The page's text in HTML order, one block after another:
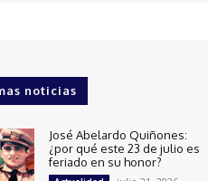
noticias
José Abelardo Quiñones:
¿por qué este 23 de julio es
feriado en su honor?